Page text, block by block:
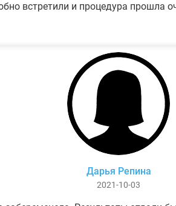
встретили и процедура прошла
Дарья Репина
2021-10-03